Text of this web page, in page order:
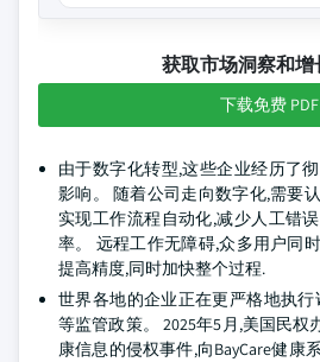
获取市场洞察和增
下载免费 PDF
由于数字化转型,这些企业经历了
影响。 随着公司走向数字化,需要
实现工作流程自动化,减少人工错
率。 远程工作无障碍,众多用户同
提高精度,同时加快整个过程.
世界各地的企业正在更严格地执行
等监管政策。 2025年5月,美国民权
康信息的侵权事件,向BayCare健康